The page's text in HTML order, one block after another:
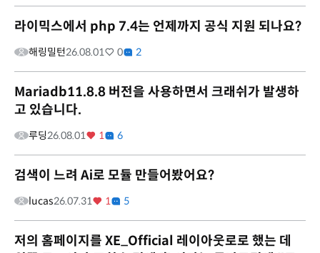
라이믹스에서 php 7.4는 언제까지 공식 지원 되나요?
해링밀턴26.08.01 0 2
Mariadb11.8.8 버전을 사용하면서 크래쉬가 발생하
고 있습니다.
루딩26.08.01 1 6
검색이 느려 Ai로 모듈 만들어봤어요?
lucas26.07.31 1 5
저의 홈페이지를 XE_Official 레이아웃로로 했는 데